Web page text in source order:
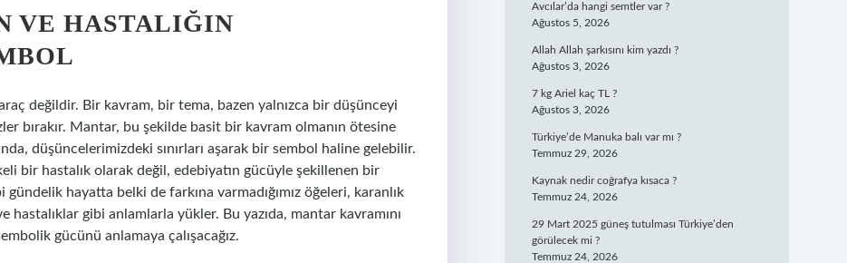
VE HASTALIĞIN
değildir. Bir kavram, bir tema, bazen yalnızca bir düşünceyi
bırakır. Mantar, bu şekilde basit bir kavram olmanın ötesine
düşüncelerimizdeki sınırları aşarak bir sembol haline gelebilir.
bir hastalık olarak değil, edebiyatın gücüyle şekillenen bir
hayatta belki de farkına varmadığımız öğeleri, karanlık
gibi anlamlarla yükler. Bu yazıda, mantar kavramını
gücünü anlamaya çalışacağız.
Avcılar’da hangi semtler var ?
Ağustos 5, 2026
Allah Allah şarkısını kim yazdı ?
Ağustos 3, 2026
7 kg Ariel kaç TL ?
Ağustos 3, 2026
Türkiye’de Manuka balı var mı ?
Temmuz 29, 2026
Kaynak nedir coğrafya kısaca ?
Temmuz 24, 2026
29 Mart 2025 güneş tutulması Türkiye’den
görülecek mi ?
Temmuz 24, 2026